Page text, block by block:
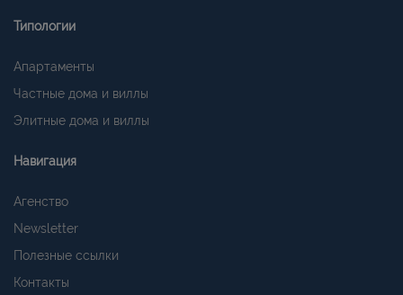
Типологии
Апартаменты
Частные дома и виллы
Элитные дома и виллы
Навигация
Агенство
Newsletter
Полезные ссылки
Контакты